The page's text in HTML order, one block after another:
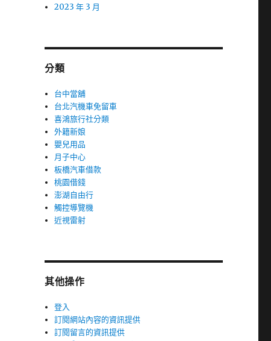
2023 年 3 月
分類
台中當舖
台北汽機車免留車
喜鴻旅行社分類
外籍新娘
嬰兒用品
月子中心
板橋汽車借款
桃園借錢
澎湖自由行
觸控導覽機
近視雷射
其他操作
登入
訂閱網站內容的資訊提供
訂閱留言的資訊提供